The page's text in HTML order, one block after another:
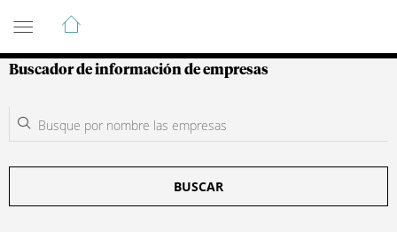
Guía de Empresas Colombianas
Buscador de información de empresas
BUSCAR